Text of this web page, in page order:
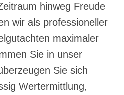
hinweg Freude
wir als professioneller
maximaler
Sie in unser
Sie sich
Wertermittlung,